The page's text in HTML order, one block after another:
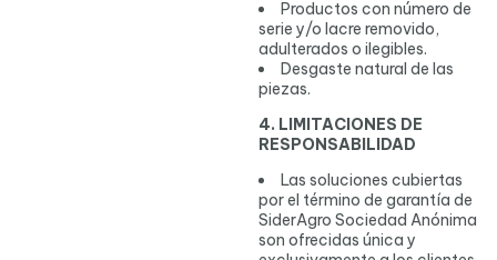
Productos con número de
serie y/o lacre removido,
adulterados o ilegibles.
Desgaste natural de las
piezas.
4. LIMITACIONES DE
RESPONSABILIDAD
Las soluciones cubiertas
por el término de garantía de
SiderAgro Sociedad Anónima
son ofrecidas única y